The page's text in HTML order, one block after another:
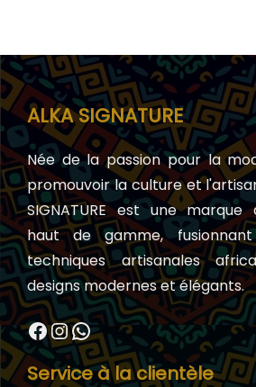
ALKA SIGNATURE
Née de la passion pour la
promouvoir la culture et
SIGNATURE est une marque
haut de gamme,
techniques artisanales
designs modernes et élégants.
Facebook InstagramWhatsApp
Service à la clientèle